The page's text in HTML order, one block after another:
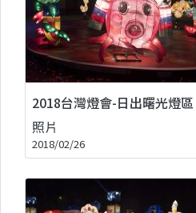
2018台灣燈會-日出曙光燈區
照片
2018/02/26